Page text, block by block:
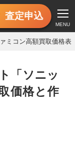
査定申込
MENU
ミコン高額買取価格表
「ソニッ
価格と作